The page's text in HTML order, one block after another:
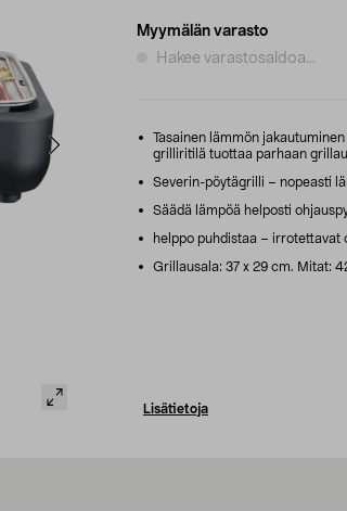
Myymälän varasto
Hakee varastosaldoa...
Tasainen lämmön
grilliritilä tuottaa parhaan
Severin-pöytägrilli – nopeasti
Säädä lämpöä helposti
helppo puhdistaa – irrotettavat
Grillausala: 37 x 29 cm. Mitat:
Lisätietoja